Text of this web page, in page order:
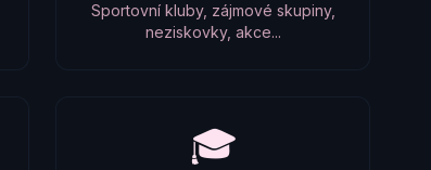
Sportovní kluby, zájmové skupiny,
neziskovky, akce...
🎓